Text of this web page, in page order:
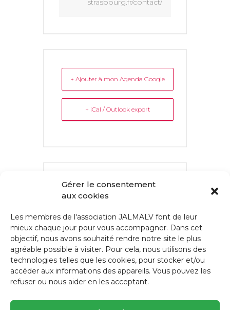
Gérer le consentement
aux cookies
Les membres de l'association JALMALV font de leur
mieux chaque jour pour vous accompagner. Dans cet
objectif, nous avons souhaité rendre notre site le plus
agréable possible à visiter. Pour cela, nous utilisons des
technologies telles que les cookies, pour stocker et/ou
accéder aux informations des appareils. Vous pouvez les
refuser ou nous aider en les acceptant.
strasbourg.fr/contact/
+ Ajouter à mon Agenda Google
+ iCal / Outlook export
L'ÉVÉNEMENT EST TERMINÉ.
PARTAGEZ CET ÉVÉNEMENT